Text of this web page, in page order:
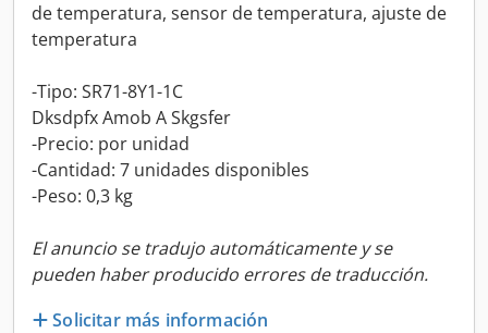
de temperatura, sensor de temperatura, ajuste de
temperatura
-Tipo: SR71-8Y1-1C
Dksdpfx Amob A Skgsfer
-Precio: por unidad
-Cantidad: 7 unidades disponibles
-Peso: 0,3 kg
El anuncio se tradujo automáticamente y se
pueden haber producido errores de traducción.
Solicitar más información